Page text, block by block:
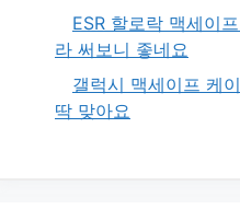
ESR 할로락 맥세이
라 써보니 좋네요
갤럭시 맥세이프 케
딱 맞아요